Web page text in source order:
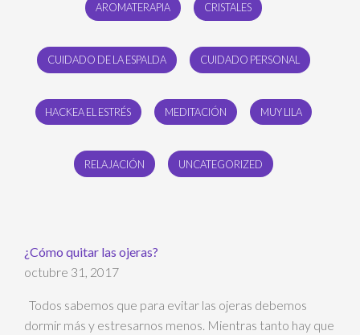
AROMATERAPIA CRISTALES
CUIDADO DE LA ESPALDA CUIDADO PERSONAL
HACKEA EL ESTRÉS MEDITACIÓN MUY LILA
RELAJACIÓN UNCATEGORIZED
¿Cómo quitar las ojeras?
octubre 31, 2017
Todos sabemos que para evitar las ojeras debemos
dormir más y estresarnos menos. Mientras tanto hay que